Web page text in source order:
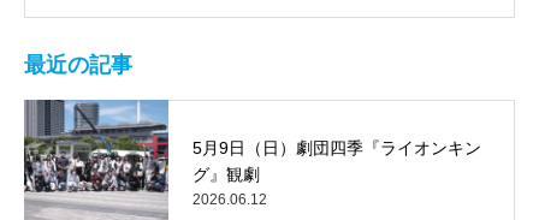
最近の記事
5月9日（日）劇団四季『ライオンキン
グ』観劇
2026.06.12